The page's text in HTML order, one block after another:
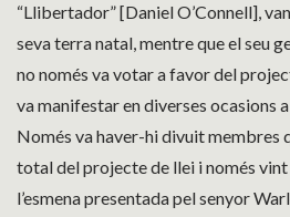
“Llibertador” [Daniel O’Connell],
seva terra natal, mentre que el seu
no només va votar a favor del
va manifestar en diverses ocasions
Només va haver-hi divuit membres
total del projecte de llei i només
l’esmena presentada pel senyor